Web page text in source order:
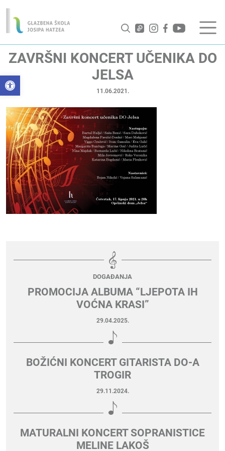
Open toolbar
ZAVRŠNI KONCERT UČENIKA DO
JELSA
11.06.2021.
DOGAĐANJA
PROMOCIJA ALBUMA “LJEPOTA IH
VOĆNA KRASI”
29.04.2025.
BOŽIĆNI KONCERT GITARISTA DO-A
TROGIR
29.11.2024.
MATURALNI KONCERT SOPRANISTICE
MELINE LAKOŠ